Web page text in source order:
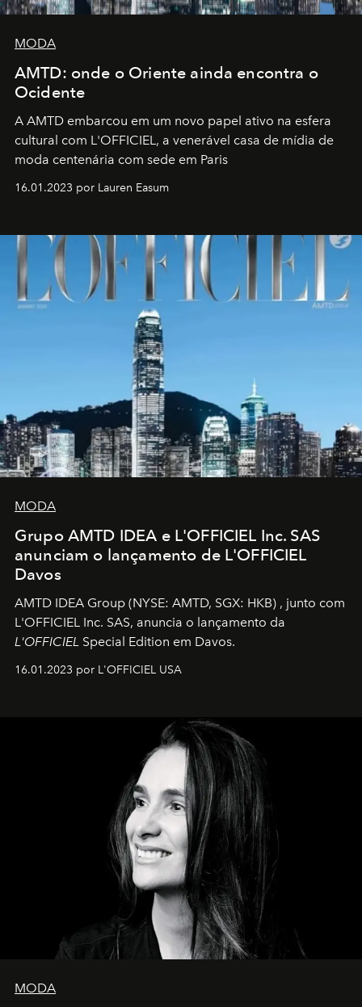
MODA
AMTD: onde o Oriente ainda encontra o
Ocidente
A AMTD embarcou em um novo papel ativo na esfera
cultural com L'OFFICIEL, a venerável casa de mídia de
moda centenária com sede em Paris
16.01.2023 por Lauren Easum
MODA
Grupo AMTD IDEA e L'OFFICIEL Inc. SAS
anunciam o lançamento de L'OFFICIEL
Davos
AMTD IDEA Group (NYSE: AMTD, SGX: HKB) , junto com
L'OFFICIEL Inc. SAS, anuncia o lançamento da
L'OFFICIEL Special Edition em Davos.
16.01.2023 por L'OFFICIEL USA
MODA